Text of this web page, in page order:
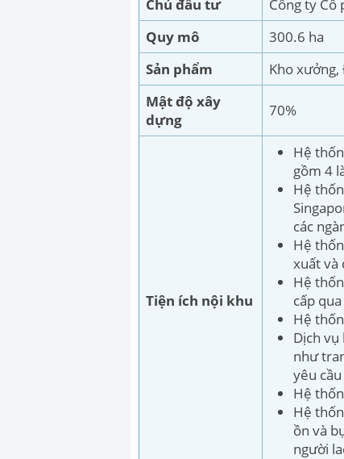
Chủ đầu tư
Công ty Cổ
Quy mô
300.6 ha
Sản phẩm
Kho
Mật độ xây
dựng
70%
Tiện ích nội khu
Hệ
gồm 4
Hệ
các
Hệ
xuất và
Hệ
cấp
Hệ
Dịch
như
yêu
Hệ
Hệ
ồn và
người